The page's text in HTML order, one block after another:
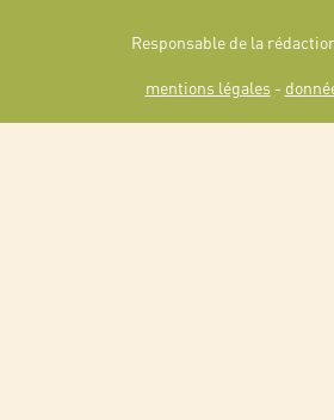
Responsable de la
mentions légales -